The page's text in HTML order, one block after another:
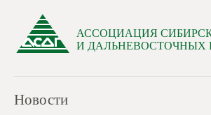
АССОЦИАЦИЯ
И ДАЛЬНЕВОСТОЧНЫХ
Новости